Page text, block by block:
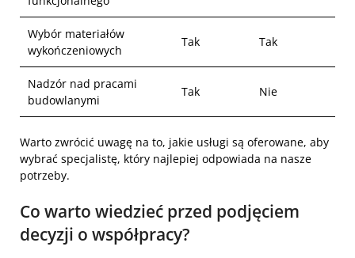
Wybór materiałów
wykończeniowych
Tak Tak
Nadzór nad pracami
budowlanymi
Tak Nie
Warto zwrócić uwagę na to, jakie usługi są oferowane, aby
wybrać specjalistę, który najlepiej odpowiada na nasze
potrzeby.
Co warto wiedzieć przed podjęciem
decyzji o współpracy?